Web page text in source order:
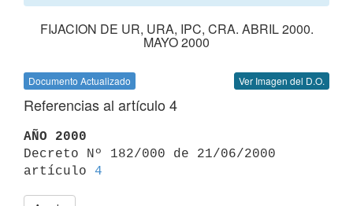
FIJACION DE UR, URA, IPC, CRA. ABRIL 2000.
MAYO 2000
Documento Actualizado Ver Imagen del D.O.
Referencias al artículo 4
AÑO 2000
Decreto Nº 182/000 de 21/06/2000
artículo 4